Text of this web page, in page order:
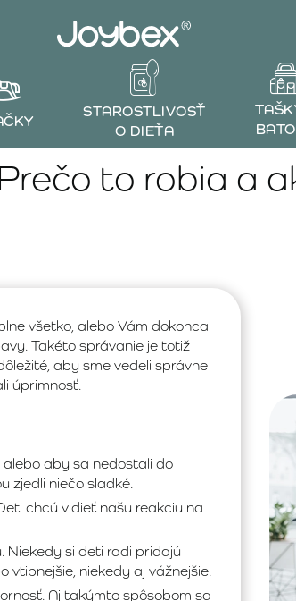
STAROSTLIVOSŤ
O DIEŤA
to robia a
všetko, alebo Vám dokonca
Takéto správanie je totiž
aby sme vedeli správne
úprimnosť.
aby sa nedostali do
zjedli niečo sladké.
chcú vidieť našu reakciu na
Niekedy si deti radi pridajú
vtipnejšie, niekedy aj vážnejšie.
Aj takýmto spôsobom sa